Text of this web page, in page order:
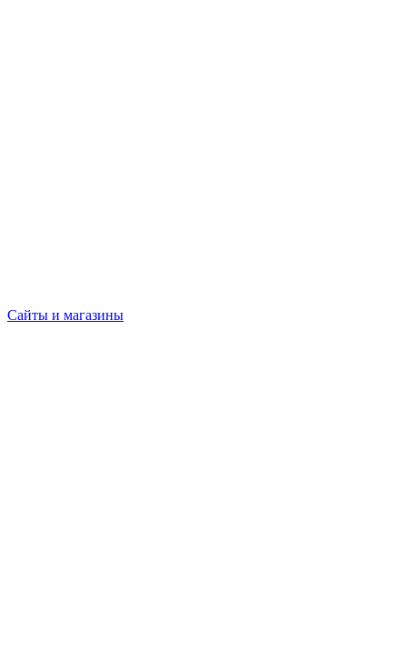
Сайты и магазины